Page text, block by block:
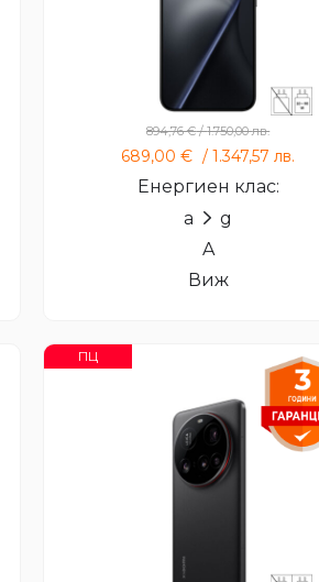
Xiaomi 15T PRO
894,76€/1.750,00лв.
689,00€ /1.347,57лв.
Енергиен клас:
a
g
A
Виж
ПЦ
Xiaomi 15 Ultra